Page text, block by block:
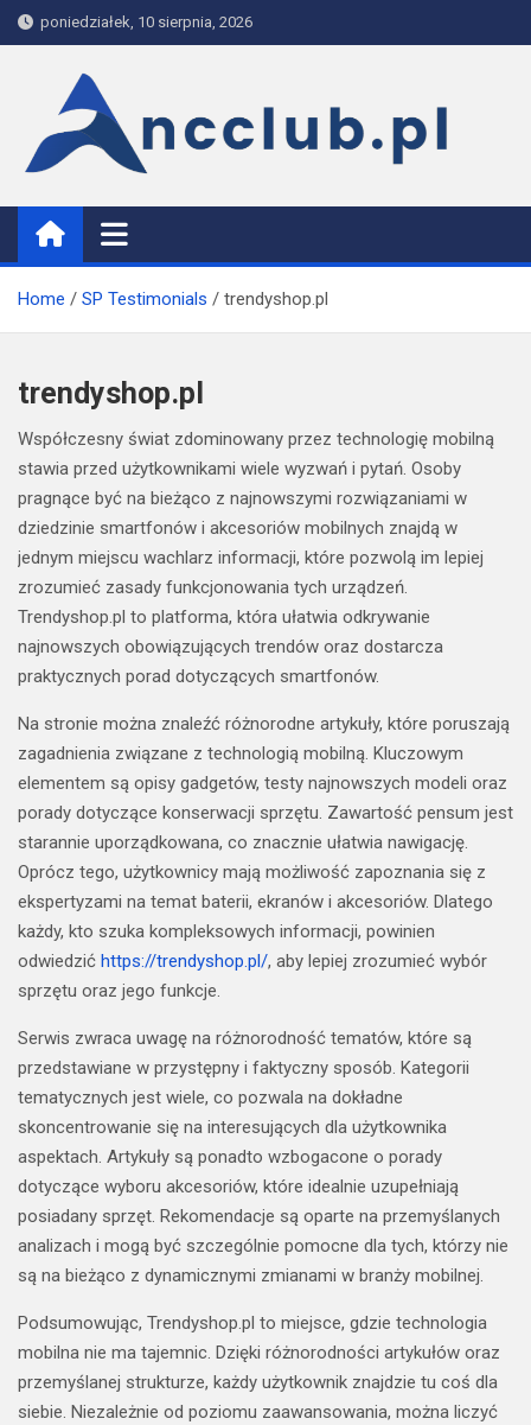
Skip
to
poniedziałek, 10 sierpnia, 2026
www.ncclub.pl
Home SP Testimonials trendyshop.pl
trendyshop.pl
Współczesny świat zdominowany przez technologię mobilną
stawia przed użytkownikami wiele wyzwań i pytań. Osoby
pragnące być na bieżąco z najnowszymi rozwiązaniami w
dziedzinie smartfonów i akcesoriów mobilnych znajdą w
jednym miejscu wachlarz informacji, które pozwolą im lepiej
zrozumieć zasady funkcjonowania tych urządzeń.
Trendyshop.pl to platforma, która ułatwia odkrywanie
najnowszych obowiązujących trendów oraz dostarcza
praktycznych porad dotyczących smartfonów.
Na stronie można znaleźć różnorodne artykuły, które poruszają
zagadnienia związane z technologią mobilną. Kluczowym
elementem są opisy gadgetów, testy najnowszych modeli oraz
porady dotyczące konserwacji sprzętu. Zawartość pensum jest
starannie uporządkowana, co znacznie ułatwia nawigację.
Oprócz tego, użytkownicy mają możliwość zapoznania się z
ekspertyzami na temat baterii, ekranów i akcesoriów. Dlatego
każdy, kto szuka kompleksowych informacji, powinien
odwiedzić https://trendyshop.pl/, aby lepiej zrozumieć wybór
sprzętu oraz jego funkcje.
Serwis zwraca uwagę na różnorodność tematów, które są
przedstawiane w przystępny i faktyczny sposób. Kategorii
tematycznych jest wiele, co pozwala na dokładne
skoncentrowanie się na interesujących dla użytkownika
aspektach. Artykuły są ponadto wzbogacone o porady
dotyczące wyboru akcesoriów, które idealnie uzupełniają
posiadany sprzęt. Rekomendacje są oparte na przemyślanych
analizach i mogą być szczególnie pomocne dla tych, którzy nie
są na bieżąco z dynamicznymi zmianami w branży mobilnej.
Podsumowując, Trendyshop.pl to miejsce, gdzie technologia
mobilna nie ma tajemnic. Dzięki różnorodności artykułów oraz
przemyślanej strukturze, każdy użytkownik znajdzie tu coś dla
siebie. Niezależnie od poziomu zaawansowania, można liczyć